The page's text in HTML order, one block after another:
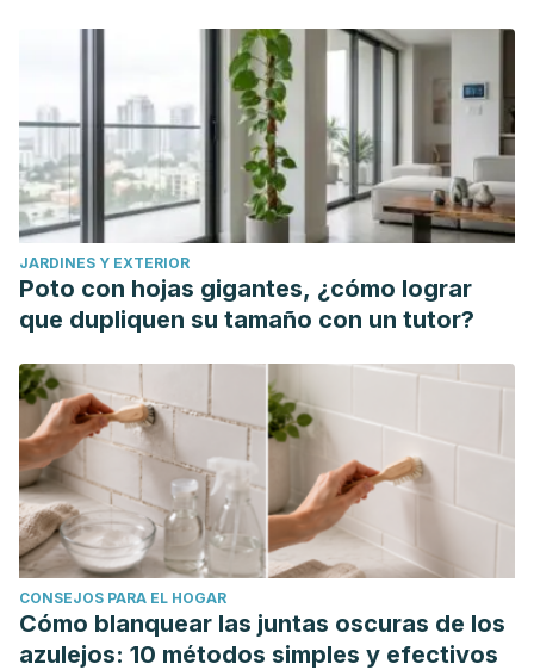
Sarris, J., Panossian, A., Schweitzer, I., Stough, C., &
Scholey, A. (2011). Herbal medicine for depression, anxiety
and insomnia: A review of psychopharmacology and
clinical evidence. European Neuropsychopharmacology.
https://doi.org/10.1016/j.euroneuro.2011.04.002
JARDINES Y EXTERIOR
Poto con hojas gigantes, ¿cómo lograr
que dupliquen su tamaño con un tutor?
CONSEJOS PARA EL HOGAR
Cómo blanquear las juntas oscuras de los
azulejos: 10 métodos simples y efectivos